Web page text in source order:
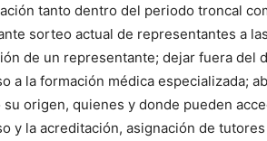
tanto dentro del periodo troncal
sorteo actual de representantes a
de un representante; dejar fuera del
a la formación médica especializada;
su origen, quienes y donde pueden
y la acreditación, asignación de